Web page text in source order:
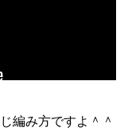
編み方ですよ＾＾